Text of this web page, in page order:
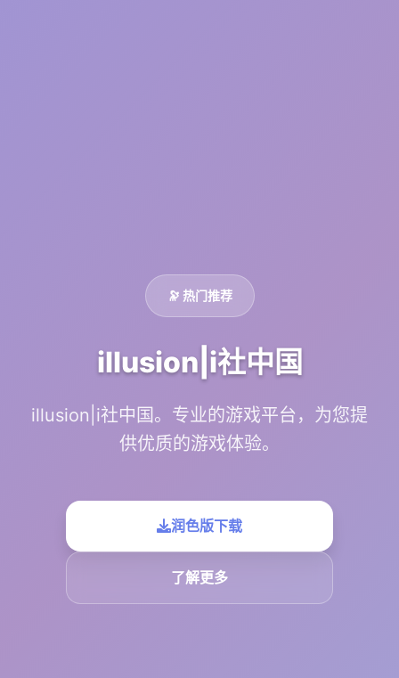
🔭 热门推荐
illusion|i社中国
illusion|i社中国。专业的游戏平台，为您提
供优质的游戏体验。
润色版下载
了解更多